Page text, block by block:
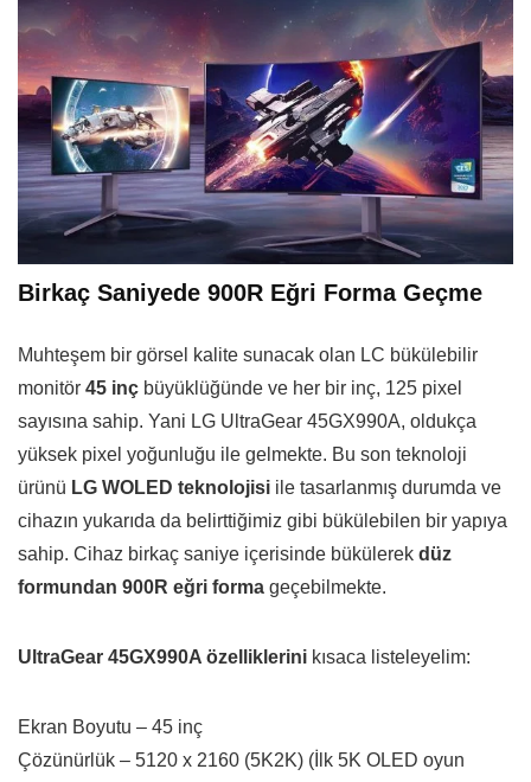
Birkaç Saniyede 900R Eğri Forma Geçme
Muhteşem bir görsel kalite sunacak olan LC bükülebilir
monitör 45 inç büyüklüğünde ve her bir inç, 125 pixel
sayısına sahip. Yani LG UltraGear 45GX990A, oldukça
yüksek pixel yoğunluğu ile gelmekte. Bu son teknoloji
ürünü LG WOLED teknolojisi ile tasarlanmış durumda ve
cihazın yukarıda da belirttiğimiz gibi bükülebilen bir yapıya
sahip. Cihaz birkaç saniye içerisinde bükülerek düz
formundan 900R eğri forma geçebilmekte.
UltraGear 45GX990A özelliklerini kısaca listeleyelim:
Ekran Boyutu – 45 inç
Çözünürlük – 5120 x 2160 (5K2K) (İlk 5K OLED oyun